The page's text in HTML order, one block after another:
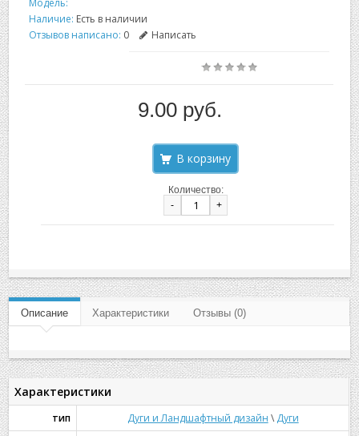
Модель:
Наличие: Есть в наличии
Отзывов написано: 0 Написать
9.00 руб.
Количество:
-
+
Описание Характеристики Отзывы (0)
Характеристики
тип Дуги и Ландшафтный дизайн \ Дуги